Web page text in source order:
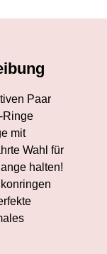
Paar
Ringe
mit
Wahl für
halten!